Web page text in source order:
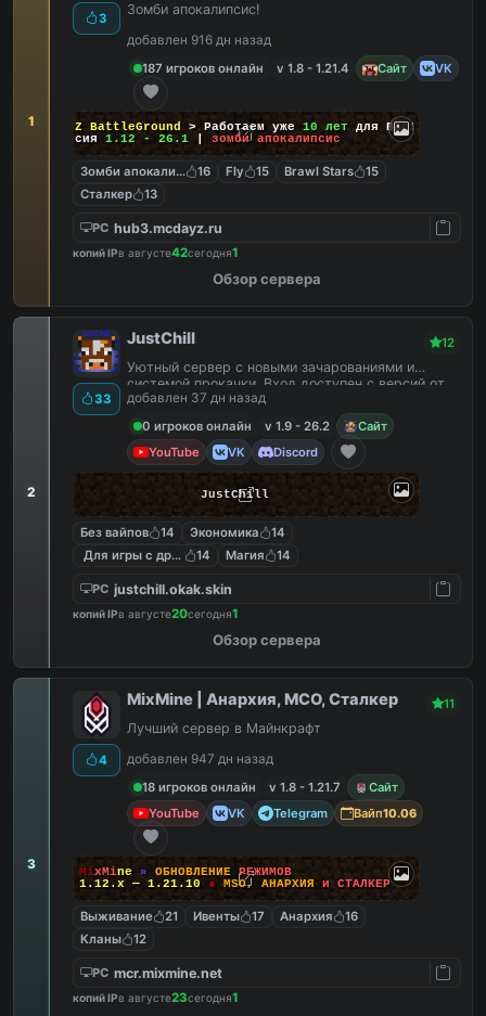
1
3
Зомби апокалипсис!
добавлен 916 дн назад
187 игроков онлайн
v 1.8 - 1.21.4 Сайт VK
DayZ BattleGround > Работаем уже 10 лет для Вас!
Версия 1.12 - 26.1 | зомби апокалипсис
Зомби апокалипсис16 Fly 15 Brawl Stars
15
Сталкер
13
PC hub3.mcdayz.ru
копий IPв августе42сегодня1
Обзор сервера
2
33
JustChill 12
Уютный сервер с новыми зачарованиями и
системой прокачки. Вход доступен с версий от
1.9 до 26.2
добавлен 37 дн назад
0 игроков онлайн
v 1.9 - 26.2
Сайт
YouTube
VK Discord
JustChill
Без вайпов 14 Экономика
14
Для игры с другом14 Магия 14
PC justchill.okak.skin
копий IPв августе20сегодня1
Обзор сервера
3
4
MixMine | Анархия, МСО, Сталкер 11
Лучший сервер в Майнкрафт
добавлен 947 дн назад
18 игроков онлайн
v 1.8 - 1.21.7
Сайт
YouTube
VK Telegram Вайп10.06
MixMine » ОБНОВЛЕНИЕ РЕЖИМОВ
1.12.x — 1.21.10
● MSO, АНАРХИЯ и СТАЛКЕР
Выживание 21 Ивенты 17 Анархия
16
Кланы
12
PC mcr.mixmine.net
копий IPв августе23сегодня1